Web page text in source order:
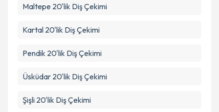
Maltepe 20'lik Diş Çekimi
Kartal 20'lik Diş Çekimi
Pendik 20'lik Diş Çekimi
Üsküdar 20'lik Diş Çekimi
Şişli 20'lik Diş Çekimi